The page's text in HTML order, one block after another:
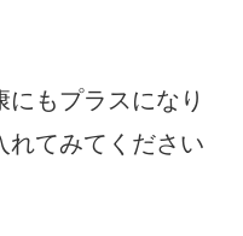
もプラスになり
れてみてください